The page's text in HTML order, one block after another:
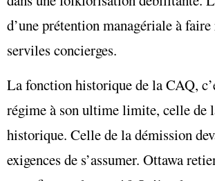
d’une prétention managériale à
serviles concierges.
La fonction historique de la CAQ,
régime à son ultime limite, celle de
historique. Celle de la démission
exigences de s’assumer. Ottawa